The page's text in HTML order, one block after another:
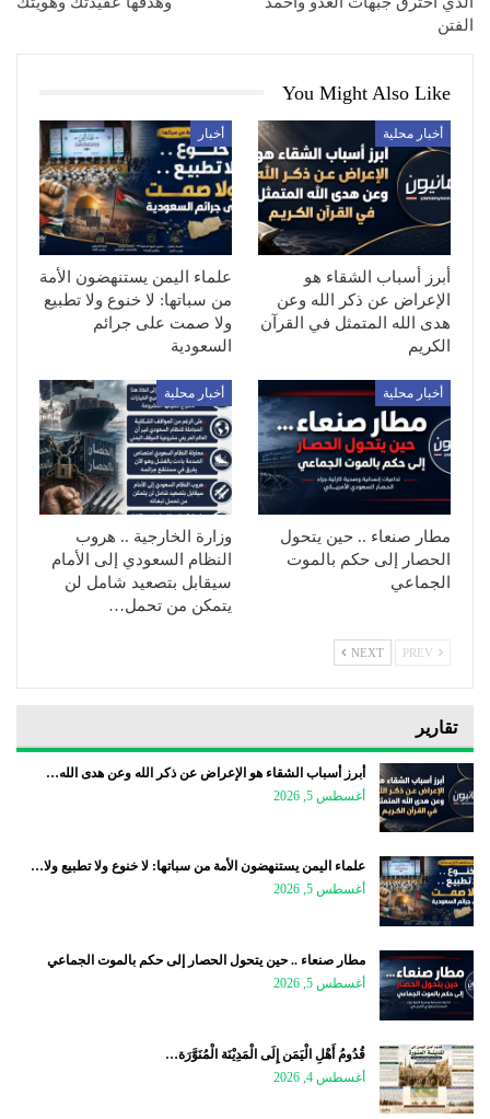
الفتن
You Might Also Like
أخبار محلية
أبرز أسباب الشقاء هو
الإعراض عن ذكر الله وعن
هدى الله المتمثل في القرآن
الكريم
أخبار
علماء اليمن يستنهضون الأمة
من سباتها: لا خنوع ولا تطبيع
ولا صمت على جرائم
السعودية
أخبار محلية
مطار صنعاء .. حين يتحول
الحصار إلى حكم بالموت
الجماعي
أخبار محلية
وزارة الخارجية .. هروب
النظام السعودي إلى الأمام
سيقابل بتصعيد شامل لن
يتمكن من تحمل…
NEXT
تقارير
أبرز أسباب الشقاء هو الإعراض عن ذكر الله وعن هدى الله…
أغسطس 5, 2026
علماء اليمن يستنهضون الأمة من سباتها: لا خنوع ولا تطبيع ولا…
أغسطس 5, 2026
مطار صنعاء .. حين يتحول الحصار إلى حكم بالموت الجماعي
أغسطس 5, 2026
قُدُومُ أَهْلِ الْيَمَن إِلَى الْمَدِيْنَة الْمُنَوَّرَة…
أغسطس 4, 2026